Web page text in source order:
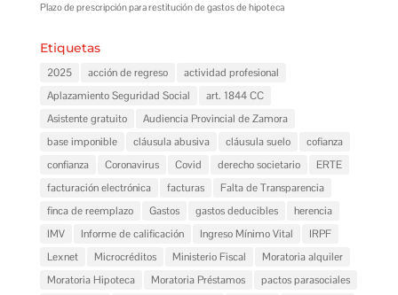
Plazo de prescripción para restitución de gastos de hipoteca
Etiquetas
2025 acción de regreso
actividad profesional
Aplazamiento Seguridad Social
art. 1844 CC
Asistente gratuito
Audiencia Provincial de Zamora
base imponible
cláusula abusiva cláusula suelo
cofianza
confianza
Coronavirus Covid derecho societario
ERTE
facturación electrónica
facturas
Falta de Transparencia
finca de reemplazo
Gastos gastos deducibles
herencia
IMV
Informe de calificación Ingreso Mínimo Vital
IRPF
Lexnet
Microcréditos Ministerio Fiscal
Moratoria alquiler
Moratoria Hipoteca
Moratoria Préstamos
pactos parasociales